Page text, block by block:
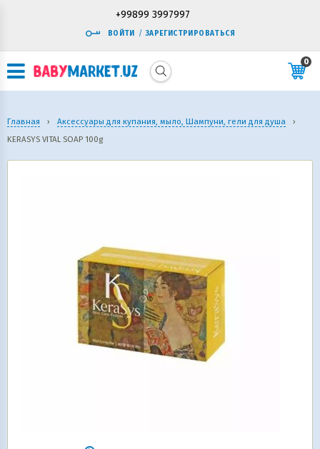
+99899 3997997
ВОЙТИ / ЗАРЕГИСТРИРОВАТЬСЯ
0
Главная › Аксессуары для купания, мыло, Шампуни, гели для душа
›
KERASYS VITAL SOAP 100g